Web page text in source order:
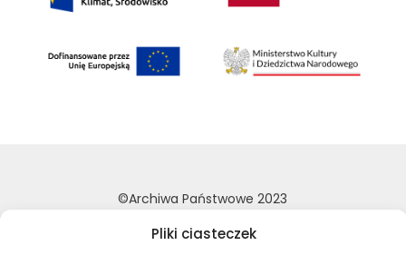
Pliki ciasteczek
©Archiwa Państwowe 2023